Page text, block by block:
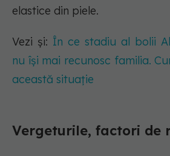
elastice din piele.
Vezi și: În ce stadiu al bolii
nu își mai recunosc familia.
această situație
Vergeturile, factori de